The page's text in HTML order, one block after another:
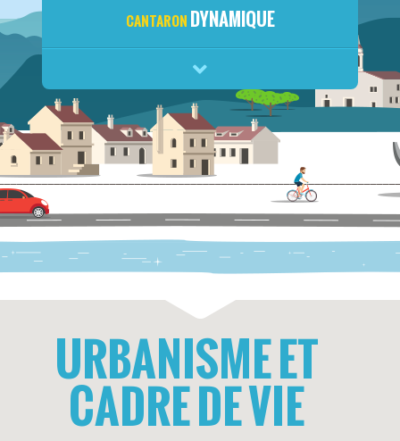
CANTARON DYNAMIQUE
URBANISME ET
CADRE DE VIE